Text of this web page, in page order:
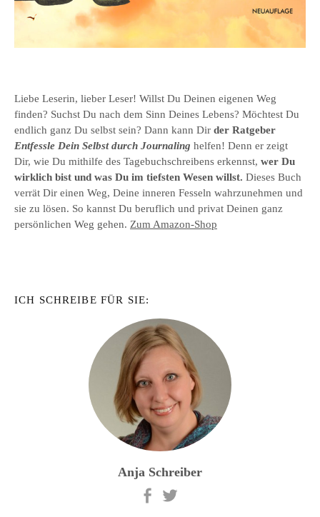
Liebe Leserin, lieber Leser! Willst Du Deinen eigenen Weg
finden? Suchst Du nach dem Sinn Deines Lebens? Möchtest Du
endlich ganz Du selbst sein? Dann kann Dir der Ratgeber
Entfessle Dein Selbst durch Journaling helfen! Denn er zeigt
Dir, wie Du mithilfe des Tagebuchschreibens erkennst, wer Du
wirklich bist und was Du im tiefsten Wesen willst. Dieses Buch
verrät Dir einen Weg, Deine inneren Fesseln wahrzunehmen und
sie zu lösen. So kannst Du beruflich und privat Deinen ganz
persönlichen Weg gehen. Zum Amazon-Shop
ICH SCHREIBE FÜR SIE:
Anja Schreiber